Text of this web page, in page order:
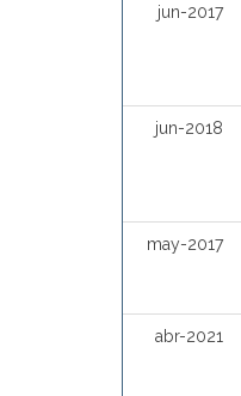
jun-2017
jun-2018
may-2017
abr-2021